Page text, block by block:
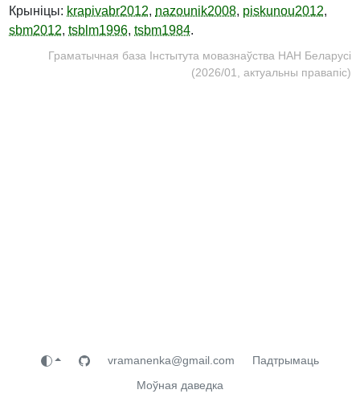
Крыніцы: krapivabr2012, nazounik2008, piskunou2012,
sbm2012, tsblm1996, tsbm1984.
Граматычная база Інстытута мовазнаўства НАН Беларусі
(2026/01, актуальны правапіс)
vramanenka@gmail.com
Падтрымаць
Моўная даведка